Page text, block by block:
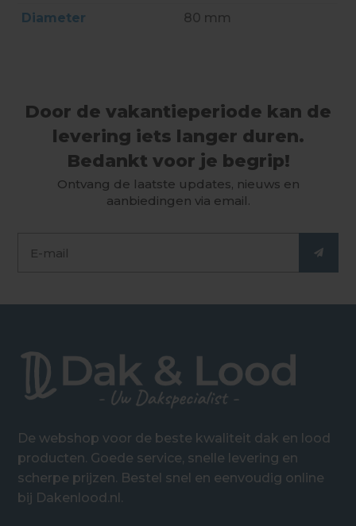
Diameter
80 mm
Door de vakantieperiode kan de
levering iets langer duren.
Bedankt voor je begrip!
Ontvang de laatste updates, nieuws en
aanbiedingen via email.
De webshop voor de beste kwaliteit dak en lood
producten. Goede service, snelle levering en
scherpe prijzen. Bestel snel en eenvoudig online
bij Dakenlood.nl.